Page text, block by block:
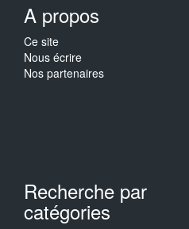
A propos
Ce site
Nous écrire
Nos partenaires
Recherche par
catégories